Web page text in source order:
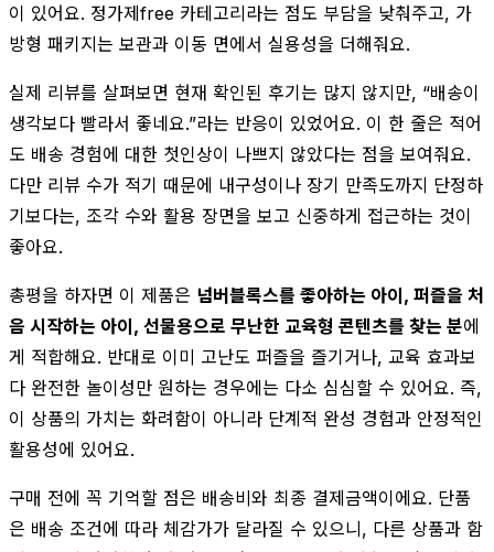
이 있어요. 정가제free 카테고리라는 점도 부담을 낮춰주고, 가
방형 패키지는 보관과 이동 면에서 실용성을 더해줘요.
실제 리뷰를 살펴보면 현재 확인된 후기는 많지 않지만, “배송이
생각보다 빨라서 좋네요.”라는 반응이 있었어요. 이 한 줄은 적어
도 배송 경험에 대한 첫인상이 나쁘지 않았다는 점을 보여줘요.
다만 리뷰 수가 적기 때문에 내구성이나 장기 만족도까지 단정하
기보다는, 조각 수와 활용 장면을 보고 신중하게 접근하는 것이
좋아요.
총평을 하자면 이 제품은 넘버블록스를 좋아하는 아이, 퍼즐을 처
음 시작하는 아이, 선물용으로 무난한 교육형 콘텐츠를 찾는 분에
게 적합해요. 반대로 이미 고난도 퍼즐을 즐기거나, 교육 효과보
다 완전한 놀이성만 원하는 경우에는 다소 심심할 수 있어요. 즉,
이 상품의 가치는 화려함이 아니라 단계적 완성 경험과 안정적인
활용성에 있어요.
구매 전에 꼭 기억할 점은 배송비와 최종 결제금액이에요. 단품
은 배송 조건에 따라 체감가가 달라질 수 있으니, 다른 상품과 함